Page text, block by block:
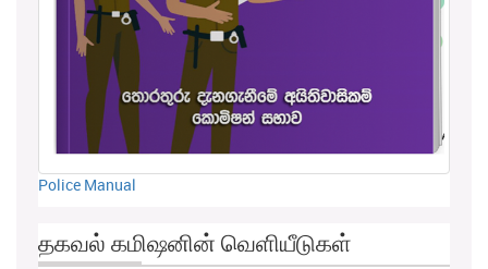
Police Manual
தகவல் கமிஷனின் வெளியீடுகள்